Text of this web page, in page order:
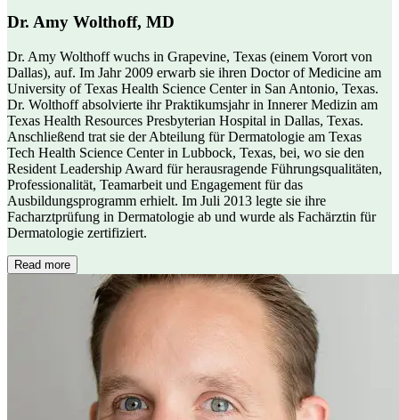
Dr. Amy Wolthoff, MD
Dr. Amy Wolthoff wuchs in Grapevine, Texas (einem Vorort von
Dallas), auf. Im Jahr 2009 erwarb sie ihren Doctor of Medicine am
University of Texas Health Science Center in San Antonio, Texas.
Dr. Wolthoff absolvierte ihr Praktikumsjahr in Innerer Medizin am
Texas Health Resources Presbyterian Hospital in Dallas, Texas.
Anschließend trat sie der Abteilung für Dermatologie am Texas
Tech Health Science Center in Lubbock, Texas, bei, wo sie den
Resident Leadership Award für herausragende Führungsqualitäten,
Professionalität, Teamarbeit und Engagement für das
Ausbildungsprogramm erhielt. Im Juli 2013 legte sie ihre
Facharztprüfung in Dermatologie ab und wurde als Fachärztin für
Dermatologie zertifiziert.
Read more